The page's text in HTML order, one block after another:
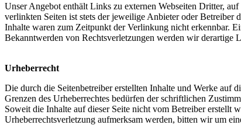
Unser Angebot enthält Links zu externen Webseiten Dritter,
verlinkten Seiten ist stets der jeweilige Anbieter oder
Inhalte waren zum Zeitpunkt der Verlinkung nicht erkennbar.
Bekanntwerden von Rechtsverletzungen werden wir derartige
Urheberrecht
Die durch die Seitenbetreiber erstellten Inhalte und Werke auf
Grenzen des Urheberrechtes bedürfen der schriftlichen
Soweit die Inhalte auf dieser Seite nicht vom Betreiber erstellt
Urheberrechtsverletzung aufmerksam werden, bitten wir um